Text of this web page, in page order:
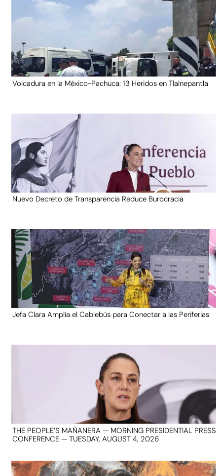
Volcadura en la México-Pachuca: 13 Heridos en Tlalnepantla
Nuevo Decreto de Transparencia Reduce Burocracia
Jefa Clara Amplía el Cablebús para Conectar a las Periferias
THE PEOPLE’S MAÑANERA — MORNING PRESIDENTIAL PRESS
CONFERENCE — TUESDAY, AUGUST 4, 2026